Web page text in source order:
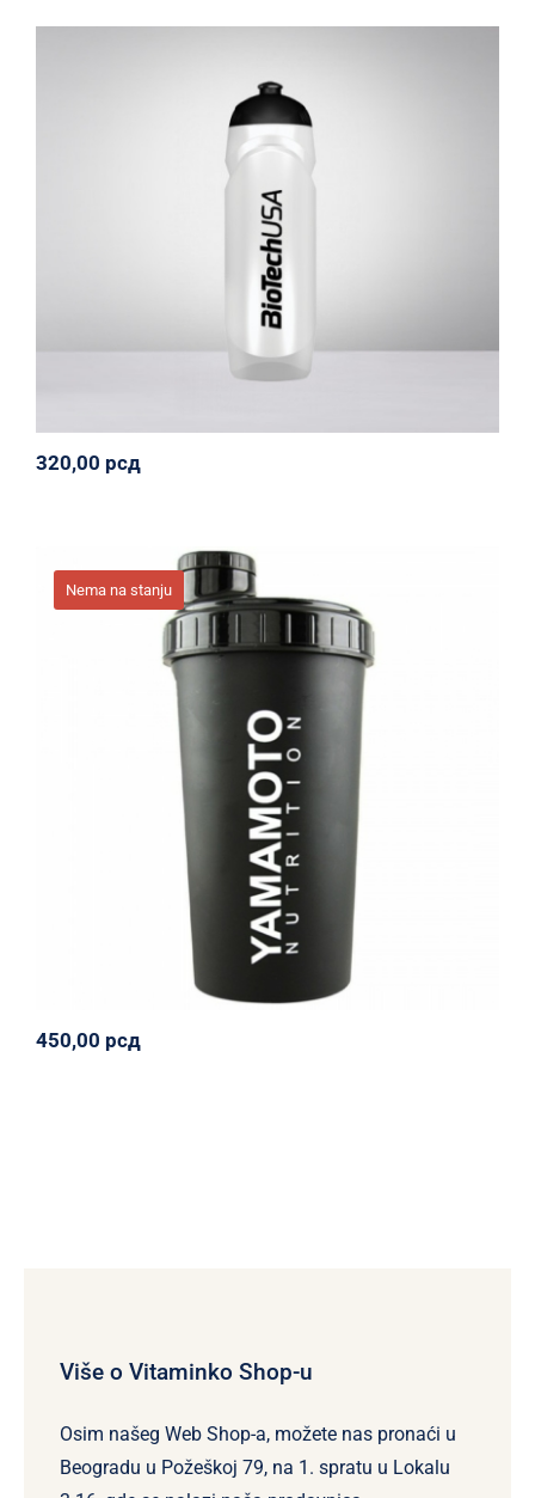
Sportska flaša 700 ml
Oprema Sportiko
320,00
320,00 рсд
Nema na stanju
YAMAMOTO® NUTRITION SHAKER 700
ML
Svi proizvodi Yamamoto Nutrition
450,00рсд
450,00 рсд
Više o Vitaminko Shop-u
Osim našeg Web Shop-a, možete nas pronaći u
Beogradu u Požeškoj 79, na 1. spratu u Lokalu